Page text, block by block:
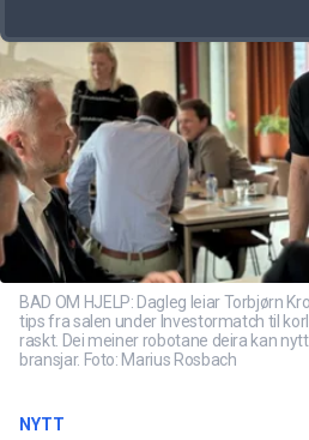
BAD OM HJELP: Dagleg leiar Torbjørn
tips fra salen under Investormatch til
raskt. Dei meiner robotane deira kan
bransjar. Foto: Marius Rosbach
NYTT